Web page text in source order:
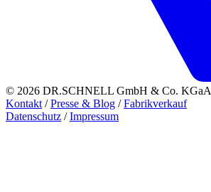
© 2026 DR.SCHNELL GmbH & Co. KGaA
Kontakt / Presse & Blog / Fabrikverkauf
Datenschutz / Impressum